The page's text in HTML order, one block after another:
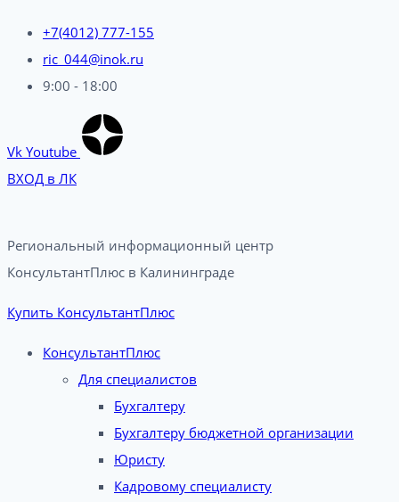
+7(4012) 777-155
ric_044@inok.ru
9:00 - 18:00
Vk Youtube
ВХОД в ЛК
Региональный информационный центр
КонсультантПлюс в Калининграде​
Купить КонсультантПлюс
КонсультантПлюс
Для специалистов
Бухгалтеру
Бухгалтеру бюджетной организации
Юристу
Кадровому специалисту